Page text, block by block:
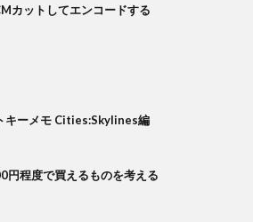
カットしてエンコードする
キーメモ Cities:Skylines編
円程度で買えるものを考える